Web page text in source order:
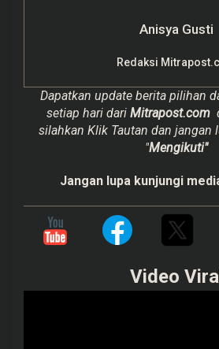
Anisya Gusti
Redaksi
Dapatkan update berita pilihan
setiap hari dari Mitrapost.com
silahkan Klik Tautan dan jangan
"Mengikuti"
Jangan lupa kunjungi
Video